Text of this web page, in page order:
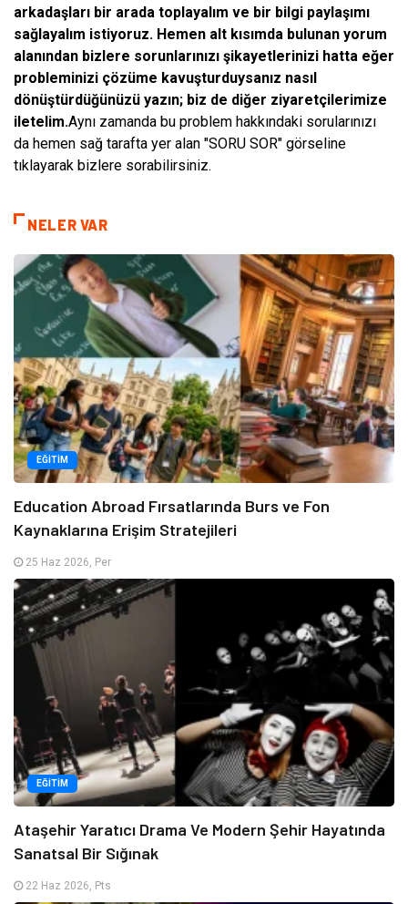
arkadaşları bir arada toplayalım ve bir bilgi paylaşımı
sağlayalım istiyoruz. Hemen alt kısımda bulunan yorum
alanından bizlere sorunlarınızı şikayetlerinizi hatta eğer
probleminizi çözüme kavuşturduysanız nasıl
dönüştürdüğünüzü yazın; biz de diğer ziyaretçilerimize
iletelim.Aynı zamanda bu problem hakkındaki sorularınızı
da hemen sağ tarafta yer alan "SORU SOR" görseline
tıklayarak bizlere sorabilirsiniz.
NELER VAR
EĞITIM
Education Abroad Fırsatlarında Burs ve Fon
Kaynaklarına Erişim Stratejileri
25 Haz 2026, Per
EĞITIM
Ataşehir Yaratıcı Drama Ve Modern Şehir Hayatında
Sanatsal Bir Sığınak
22 Haz 2026, Pts